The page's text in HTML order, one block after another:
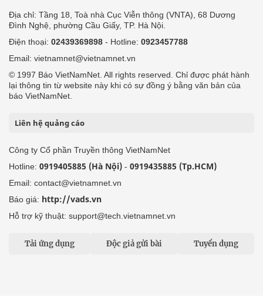
Địa chỉ: Tầng 18, Toà nhà Cục Viễn thông (VNTA), 68 Dương
Đình Nghệ, phường Cầu Giấy, TP. Hà Nội.
Điện thoại: 02439369898 - Hotline: 0923457788
Email: vietnamnet@vietnamnet.vn
© 1997 Báo VietNamNet. All rights reserved. Chỉ được phát hành
lại thông tin từ website này khi có sự đồng ý bằng văn bản của
báo VietNamNet.
Liên hệ quảng cáo
Công ty Cổ phần Truyền thông VietNamNet
Hotline: 0919405885 (Hà Nội) - 0919435885 (Tp.HCM)
Email: contact@vietnamnet.vn
Báo giá: http://vads.vn
Hỗ trợ kỹ thuật: support@tech.vietnamnet.vn
Tải ứng dụng Độc giả gửi bài Tuyển dụng